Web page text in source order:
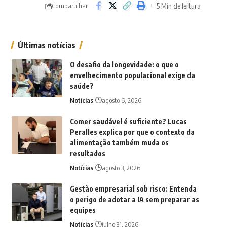
Compartilhar 5 Min de leitura
Últimas notícias
O desafio da longevidade: o que o
envelhecimento populacional exige da
saúde?
Notícias agosto 6, 2026
Comer saudável é suficiente? Lucas
Peralles explica por que o contexto da
alimentação também muda os
resultados
Notícias agosto 3, 2026
Gestão empresarial sob risco: Entenda
o perigo de adotar a IA sem preparar as
equipes
Notícias julho 31, 2026